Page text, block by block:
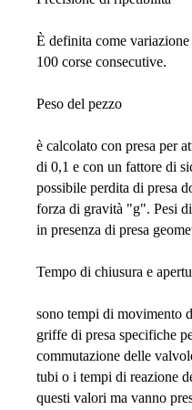
È definita come
100 corse consecutive.
Peso del pezzo
è calcolato con presa per
di 0,1 e con un fattore di
possibile perdita di presa
forza di gravità "g". Pesi
in presenza di presa
Tempo di chiusura e
sono tempi di movimento
griffe di presa specifiche
commutazione delle
tubi o i tempi di reazione
questi valori ma vanno